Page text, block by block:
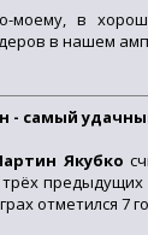
моему, в
в нашем
- самый
Якубко
отметился 7